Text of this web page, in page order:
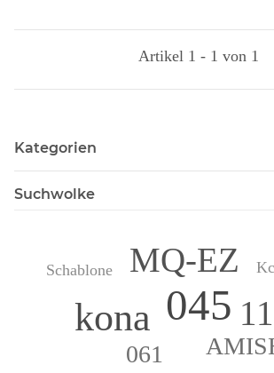
Artikel 1 - 1 von 1
Kategorien
Suchwolke
045
kona
MQ-EZ
061
Schablone